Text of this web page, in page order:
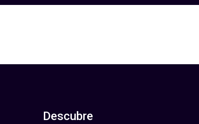
Descubre